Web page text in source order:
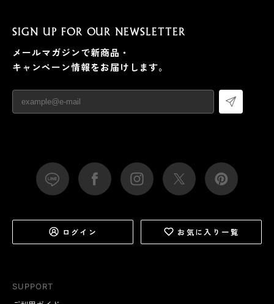
SUPPORT
SIGN UP FOR OUR NEWSLETTER
メールマガジンで新商品・
キャンペーン情報をお届けします。
ログイン お気に入り一覧